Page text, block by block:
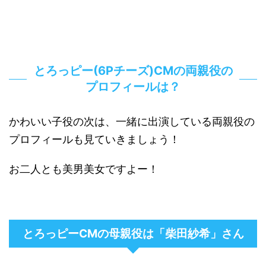
とろっピー(6Pチーズ)CMの両親役の
プロフィールは？
かわいい子役の次は、一緒に出演している両親役の
プロフィールも見ていきましょう！
お二人とも美男美女ですよー！
とろっピーCMの母親役は「柴田紗希」さん